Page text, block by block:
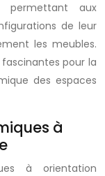
permettant aux
de leur
les meubles.
pour la
des espaces
à
à orientation